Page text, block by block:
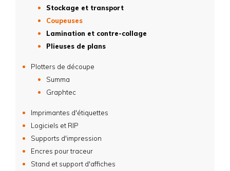
Stockage et transport
Coupeuses
Lamination et contre-collage
Plieuses de plans
Plotters de découpe
Summa
Graphtec
Imprimantes d'étiquettes
Logiciels et RIP
Supports d'impression
Encres pour traceur
Stand et support d'affiches